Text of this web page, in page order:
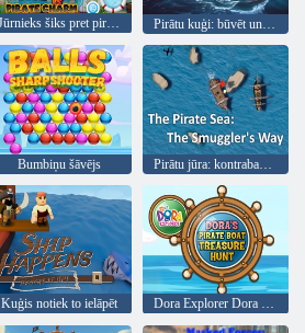
Jūrnieks šiks pret pirātu šarmu Pirātu kuģi: būvēt un cīnīties
Bumbiņu šāvējs
Kuģis notiek to ielāpēt Dora Explorer Dora pirātu laivu dārgumu medības